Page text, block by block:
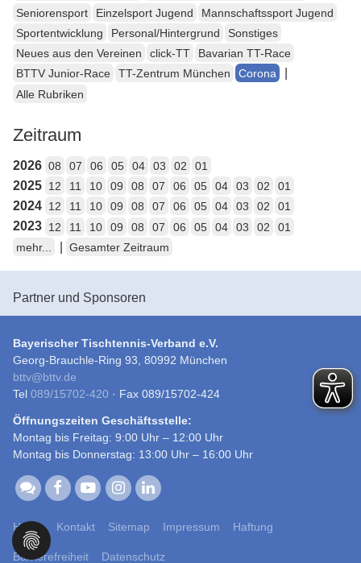
Seniorensport
Einzelsport Jugend
Mannschaftssport Jugend
Sportentwicklung
Personal/Hintergrund
Sonstiges
Neues aus den Vereinen
click-TT
Bavarian TT-Race
BTTV Junior-Race
TT-Zentrum München Corona
Alle Rubriken
Zeitraum
2026 08 07 06 05 04 03 02 01
2025 12 11 10 09 08 07 06 05 04 03 02 01
2024 12 11 10 09 08 07 06 05 04 03 02 01
2023 12 11 10 09 08 07 06 05 04 03 02
01
mehr...
Gesamter Zeitraum
Partner und Sponsoren
Bayerischer Tischtennis-Verband e.V.
Georg-Brauchle-Ring 93, 80992 München
bttv@bttv.de
Tel 089/15702-420 · Fax 089/15702-424
Öffnungszeiten Geschäftsstelle:
Montag bis Freitag: 9:00 Uhr – 12:00 Uhr
Montag bis Donnerstag: 13:00 Uhr – 16:00 Uhr
Home Kontakt Sitemap Impressum Haftung
Barrierefreiheit Datenschutz